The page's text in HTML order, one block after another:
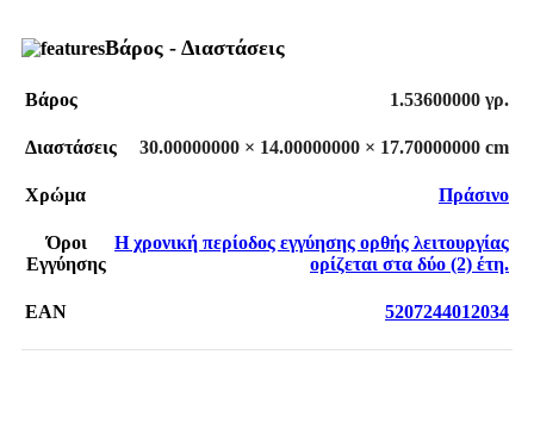
Βάρος - Διαστάσεις
Βάρος 1.53600000 γρ.
Διαστάσεις 30.00000000 × 14.00000000 × 17.70000000 cm
Χρώμα Πράσινο
Όροι
Εγγύησης
Η χρονική περίοδος εγγύησης ορθής λειτουργίας
ορίζεται στα δύο (2) έτη.
EAN 5207244012034